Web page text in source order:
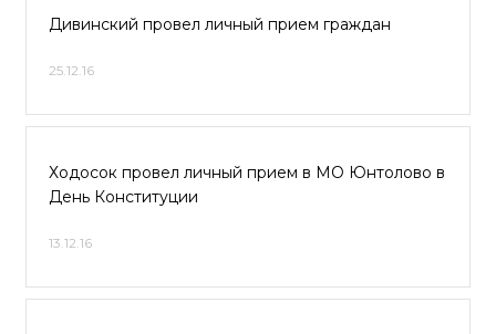
Дивинский провел личный прием граждан
25.12.16
Ходосок провел личный прием в МО Юнтолово в
День Конституции
13.12.16